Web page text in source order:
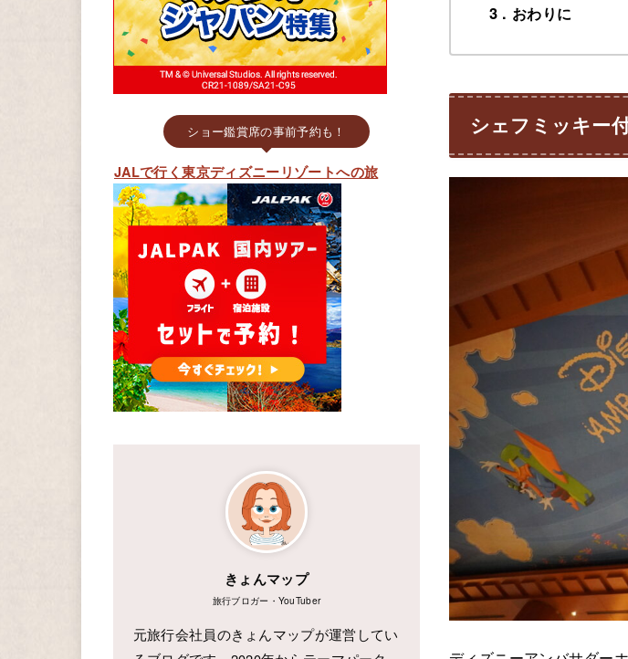
3
おわりに
シェフミッキー
ショー鑑賞席の事前予約も！
JALで行く東京ディズニーリゾートへの旅
きょんマップ
旅行ブロガー・YouTuber
元旅行会社員のきょんマップが運営してい